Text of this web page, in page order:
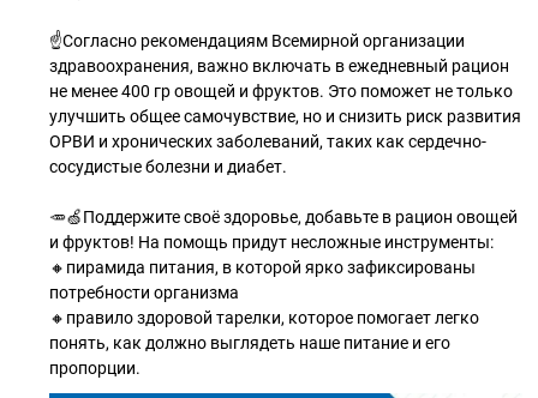
☝Согласно рекомендациям Всемирной организации
здравоохранения, важно включать в ежедневный рацион
не менее 400 гр овощей и фруктов. Это поможет не только
улучшить общее самочувствие, но и снизить риск развития
ОРВИ и хронических заболеваний, таких как сердечно-
сосудистые болезни и диабет.
🥕🍏Поддержите своё здоровье, добавьте в рацион овощей
и фруктов! На помощь придут несложные инструменты:
🔸пирамида питания, в которой ярко зафиксированы
потребности организма
🔸правило здоровой тарелки, которое помогает легко
понять, как должно выглядеть наше питание и его
пропорции.